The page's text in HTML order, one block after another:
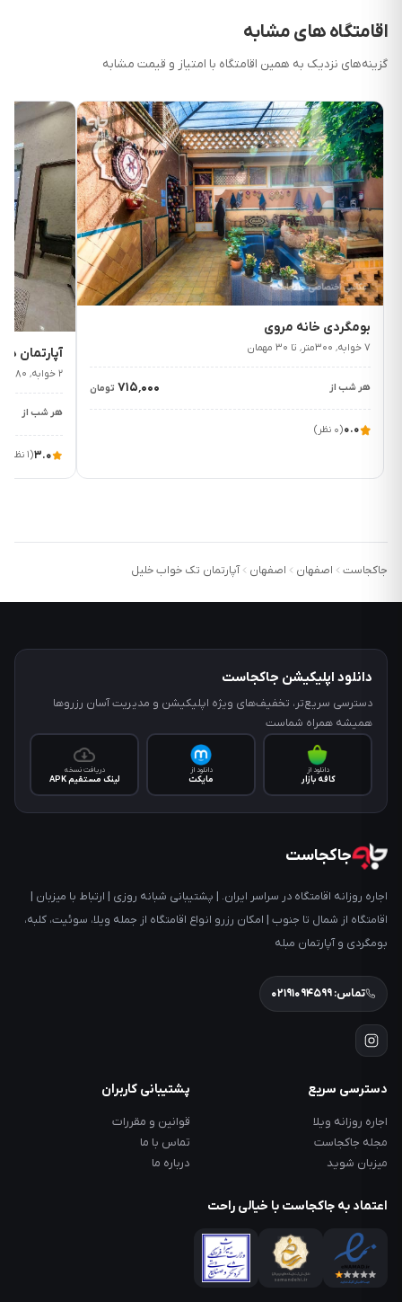
اقامتگاه های مشابه
گزینه‌های نزدیک به همین اقامتگاه با امتیاز و قیمت مشابه
۷۱۵٬۰۰۰ت/شب
بومگردی خانه مروی
۷ خوابه٬ ۳۰۰متر٬ تا ۳۰ مهمان
هر شب از ۷۱۵٬۰۰۰ تومان
۰.۰(۰ نظر)
۱٬۹۰۰٬۰۰۰
آپارتمان
۲ خوابه٬ ۸۰متر٬ تا ۶ مهمان
هر شب از
۳.۰(۱ نظر)
جاکجاست اصفهان اصفهان آپارتمان تک خواب خلیل
دانلود اپلیکیشن جاکجاست
دسترسی سریع‌تر، تخفیف‌های ویژه اپلیکیشن و مدیریت آسان رزروها
همیشه همراه شماست
دانلود از
کافه‌ بازار
دانلود از
مایکت
دریافت نسخه
لینک مستقیم APK
جاکجاست
اجاره روزانه اقامتگاه در سراسر ایران. | پشتیبانی شبانه روزی | ارتباط با میزبان |
اقامتگاه از شمال تا جنوب | امکان رزرو انواع اقامتگاه از جمله ویلا، سوئیت، کلبه،
بومگردی و آپارتمان مبله
تماس: ۰۲۱۹۱۰۹۴۵۹۹
دسترسی سریع
اجاره روزانه ویلا
مجله جاکجاست
میزبان شوید
پشتیبانی کاربران
قوانین و مقررات
تماس با ما
درباره ما
اعتماد به جاکجاست با خیالی راحت